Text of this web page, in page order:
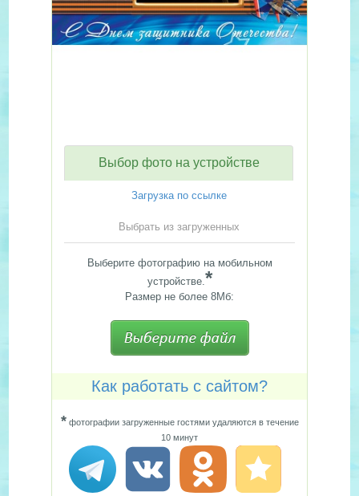
Выбор фото на устройстве
Загрузка по ссылке
Выбрать из загруженных
Выберите фотографию на мобильном
устройстве.*
Размер не более 8Мб:
Как работать с сайтом?
*фотографии загруженные гостями удаляются в течение
10 минут